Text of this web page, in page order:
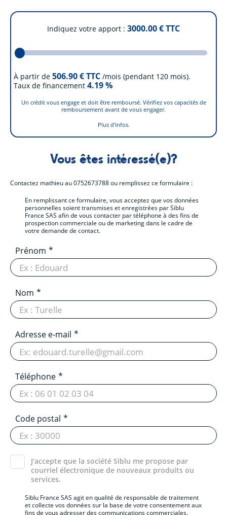
Indiquez votre apport 3000.00€ TTC
À partir de 506.90€ TTC /mois (pendant 120 mois).
Taux de financement 4.19%
Un crédit vous engage et doit être remboursé. Vérifiez vos capacités de
remboursement avant de vous engager.
Plus d'infos.
Vous êtes intéressé(e)?
Contactez mathieuau0752673788ou remplissez ce formulaire :
En remplissant ce formulaire, vous acceptez que vos données
personnelles soient transmises et enregistrées par Siblu
France SAS afin de vous contacter par téléphone à des fins de
prospection commerciale ou de marketing dans le cadre de
votre demande de contact.
Prénom
Nom
Adresse e-mail
Téléphone
Code postal
J’accepte que la société Siblu me propose par
courriel électronique de nouveaux produits ou
services.
Siblu France SAS agit en qualité de responsable de traitement
et collecte vos données sur la base de votre consentement aux
fins de vous adresser des communications commerciales.